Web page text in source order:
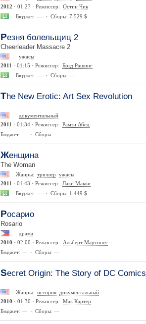
2012 · 01:27 · Режиссер: Остин Чик
Бюджет: — · Сборы: 7,529 $
Резня болельщиц 2
Cheerleader Massacre 2
ужасы
2011 · 01:15 · Режиссер: Брэд Рашинг
Бюджет: — · Сборы: —
The New Erotic: Art Sex Revolution
документальный
2011 · 01:34 · Режиссер: Рамзи Абед
Бюджет: — · Сборы: —
Женщина
The Woman
Жанры: триллер ужасы
2011 · 01:43 · Режиссер: Лаки Макки
Бюджет: — · Сборы: 1,449 $
Росарио
Rosario
драма
2010 · 02:00 · Режиссер:
Альберт Мартинес
Бюджет: — · Сборы: —
Secret Origin: The Story of DC Comics
Жанры: история документальный
2010 · 01:30 · Режиссер: Мак Картер
Бюджет: — · Сборы: —